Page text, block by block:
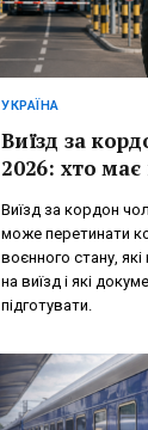
УКРАЇНА
Виїзд за
2026: хто має
Виїзд за кордон
може перетинати
воєнного стану,
на виїзд і які
підготувати.